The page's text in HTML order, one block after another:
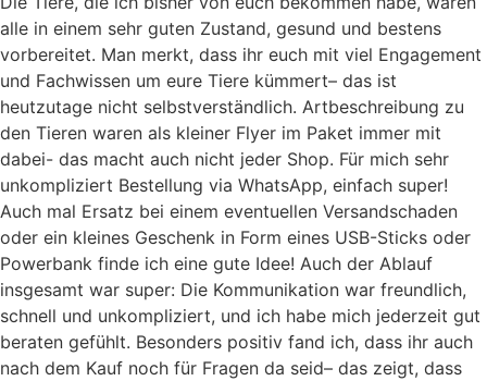
alle in einem sehr guten Zustand, gesund und bestens
vorbereitet. Man merkt, dass ihr euch mit viel Engagement
und Fachwissen um eure Tiere kümmert– das ist
heutzutage nicht selbstverständlich. Artbeschreibung zu
den Tieren waren als kleiner Flyer im Paket immer mit
dabei- das macht auch nicht jeder Shop. Für mich sehr
unkompliziert Bestellung via WhatsApp, einfach super!
Auch mal Ersatz bei einem eventuellen Versandschaden
oder ein kleines Geschenk in Form eines USB-Sticks oder
Powerbank finde ich eine gute Idee! Auch der Ablauf
insgesamt war super: Die Kommunikation war freundlich,
schnell und unkompliziert, und ich habe mich jederzeit gut
beraten gefühlt. Besonders positiv fand ich, dass ihr auch
nach dem Kauf noch für Fragen da seid– das zeigt, dass